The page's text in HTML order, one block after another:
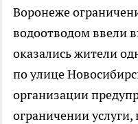
Воронеже
водоотводом ввели
оказались жители
по улице
организации
ограничении